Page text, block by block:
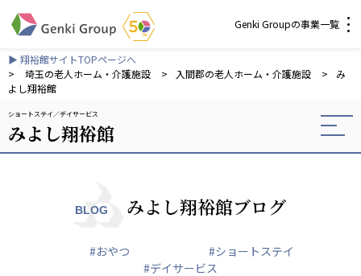
Genki Groupの事業一覧
介護・福祉
社会福祉法人 元気村グループ
社会福祉法人元気村
社会福祉法人長寿の森
株式会社 サンガジャパン
▶ 翔裕館サイトTOPページへ
>
埼玉の老人ホーム・介護施設 > 入間郡の老人ホーム・介護施設 >
み
よし翔裕館
ショートステイ デイサービス
みよし翔裕館
BLOG みよし翔裕館ブログ
#おやつ
#ショートステイ
#デイサービス